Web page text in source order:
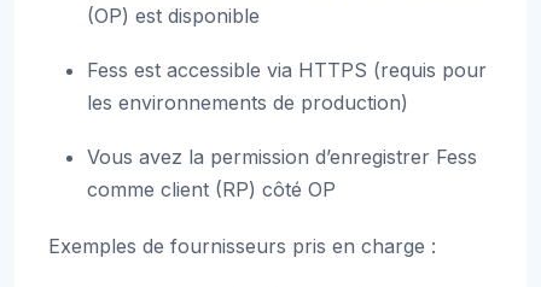
(OP) est disponible
Fess est accessible via HTTPS (requis pour
les environnements de production)
Vous avez la permission d’enregistrer Fess
comme client (RP) côté OP
Exemples de fournisseurs pris en charge :